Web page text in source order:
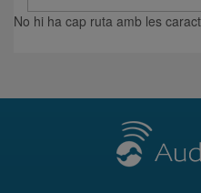
No hi ha cap ruta amb les